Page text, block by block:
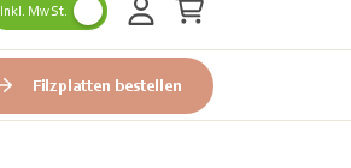
Inkl. MwSt.
Filzplatten bestellen